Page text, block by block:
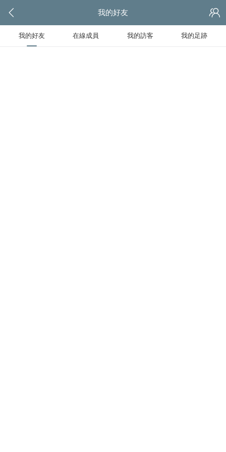
我的好友
我的好友 在線成員 我的訪客 我的足跡